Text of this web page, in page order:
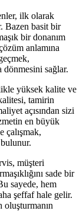
ilk olarak
Bazen basit bir
bir donanım
anlamına
dönmesini sağlar.
yüksek kalite ve
tamirin
açısından sizi
en büyük
çalışmak,
müşteri
sade bir
sayede, hem
şeffaf hale gelir.
oluşturmanın